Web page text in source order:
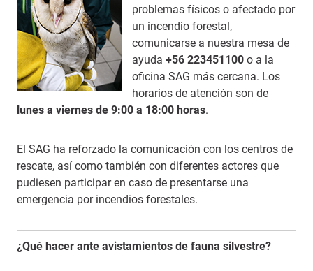
problemas físicos o afectado por
un incendio forestal,
comunicarse a nuestra mesa de
ayuda +56 223451100 o a la
oficina SAG más cercana. Los
horarios de atención son de
lunes a viernes de 9:00 a 18:00 horas.
El SAG ha reforzado la comunicación con los centros de
rescate, así como también con diferentes actores que
pudiesen participar en caso de presentarse una
emergencia por incendios forestales.
¿Qué hacer ante avistamientos de fauna silvestre?